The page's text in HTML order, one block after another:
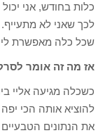
כלות בחודש, אני
לכך שאני לא
שכל כלה מאפשרת לי
אז מה זה אומר
כשכלה מגיעה אליי
להוציא אותה הכי
את הנתונים